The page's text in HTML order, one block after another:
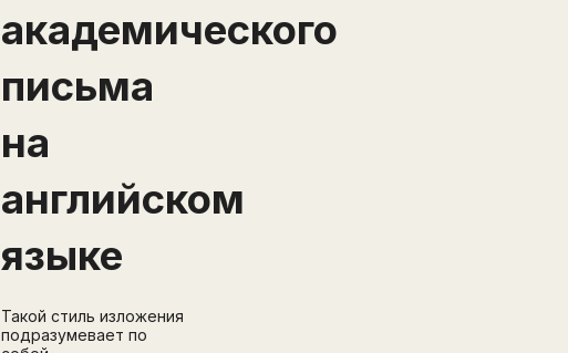
академического
письма
на
английском
языке
Такой стиль изложения
подразумевает по